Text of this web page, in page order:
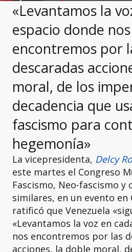
«Levantamos la
espacio donde nos
encontremos por
descaradas
moral, de los
decadencia que
fascismo para
hegemonía»
La vicepresidenta, Delcy
este martes el Congreso
Fascismo, Neo-fascismo y
similares, en un evento en
ratificó que Venezuela
«Levantamos la voz en
nos encontremos por las
acciones, la doble moral,